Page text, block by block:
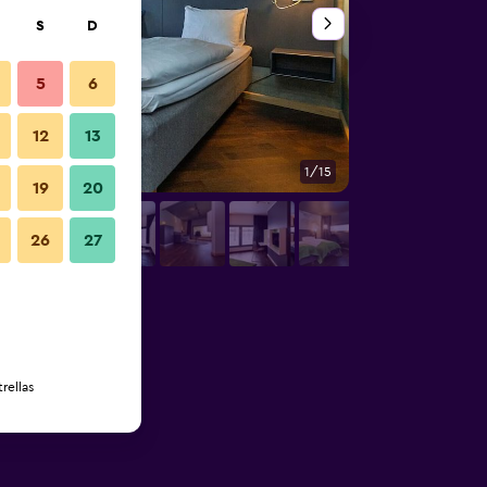
1/15
S D
5 6
12 13
19 20
26 27